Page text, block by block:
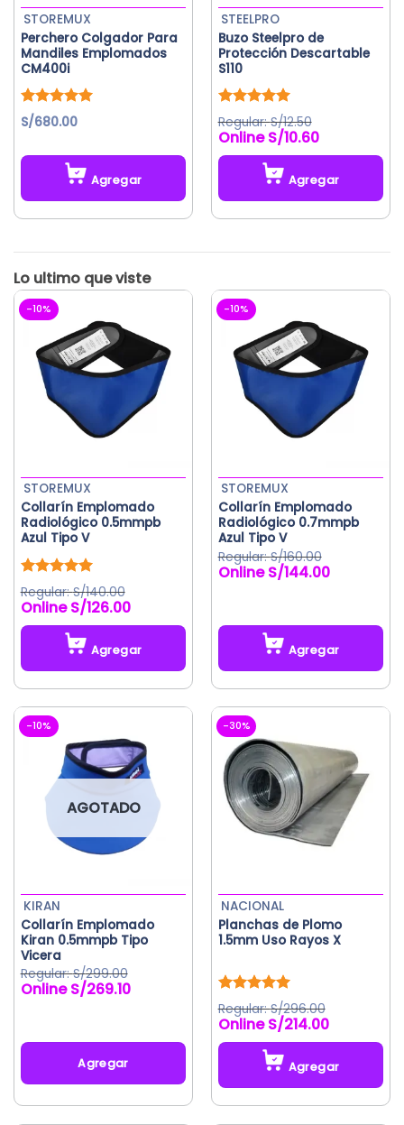
página
de
producto
Perchero Colgador Para
Mandiles Emplomados
CM400i
Valorado
con5.00
STOREMUX
S/680.00
Agregar
Buzo Steelpro de
Protección Descartable
S110
Valorado
con5.00
de 5
STEELPRO
S/12.50
S/10.60
Agregar
tiene
variantes.
Las
opciones
pueden
elegir
producto
-10%
Collarín Emplomado
Radiológico 0.5mmpb
Azul Tipo V
Valorado
con5.00
de 5
STOREMUX
S/140.00
El
precio
original
S/140.00.
S/126.00El
precio
es:
S/126.00.
Agregar
-10%
Collarín Emplomado
Radiológico 0.7mmpb
Azul Tipo V
STOREMUX
S/160.00
El
S/160.00.
S/144.00El
S/144.00.
Agregar
-10%
AGOTADO
Collarín Emplomado
Kiran 0.5mmpb Tipo
Vicera
KIRAN
S/299.00
El
S/299.00.
S/269.10El
S/269.10.
Agregar
-30%
Planchas de Plomo
1.5mm Uso Rayos X
Valorado
con5.00
de 5
NACIONAL
S/296.00
S/214.00
Agregar